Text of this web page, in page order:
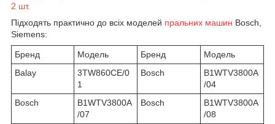
2 шт.
Підходять практично до всіх моделей пральних машин Bosch,
Siemens:
Бренд Модель Бренд
Модель
Balay
3TW860CE/0
1
Bosch
B1WTV3800A
/04
Bosch
B1WTV3800A
/07
Bosch
B1WTV3800A
/08